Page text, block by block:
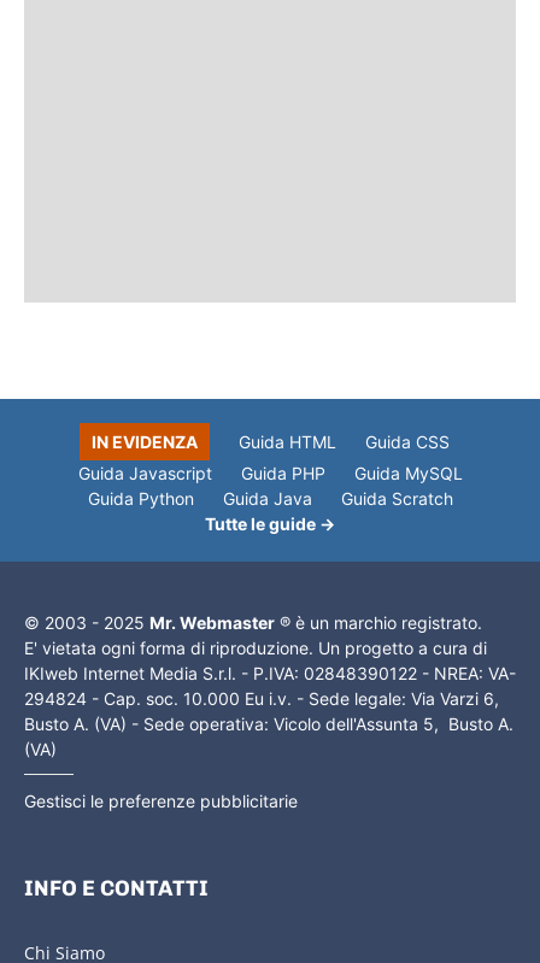
IN EVIDENZA Guida HTML
Guida CSS
Guida Javascript
Guida PHP
Guida MySQL
Guida Python
Guida Java
Guida Scratch
Tutte le guide →
© 2003 - 2025 Mr. Webmaster ® è un marchio registrato.
E' vietata ogni forma di riproduzione. Un progetto a cura di
IKIweb Internet Media S.r.l. - P.IVA: 02848390122 - NREA: VA-
294824 - Cap. soc. 10.000 Eu i.v. - Sede legale: Via Varzi 6,
Busto A. (VA) - Sede operativa: Vicolo dell'Assunta 5, Busto A.
(VA)
Gestisci le preferenze pubblicitarie
INFO E CONTATTI
Chi Siamo